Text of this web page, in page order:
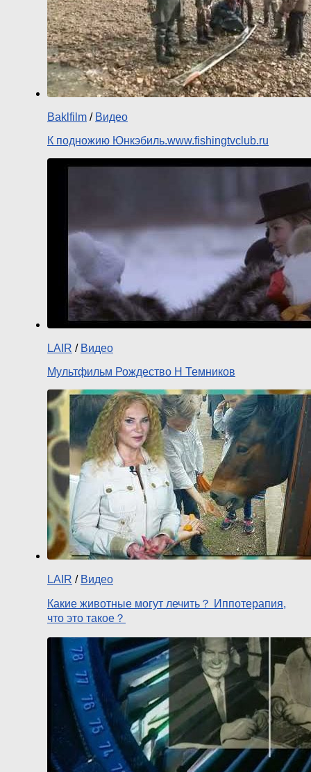
Baklfilm / Видео
К подножию Юнкэбиль.www.fishingtvclub.ru
LAIR / Видео
Мультфильм Рождество Н Темников
LAIR / Видео
Какие животные могут лечить？ Иппотерапия,
что это такое？